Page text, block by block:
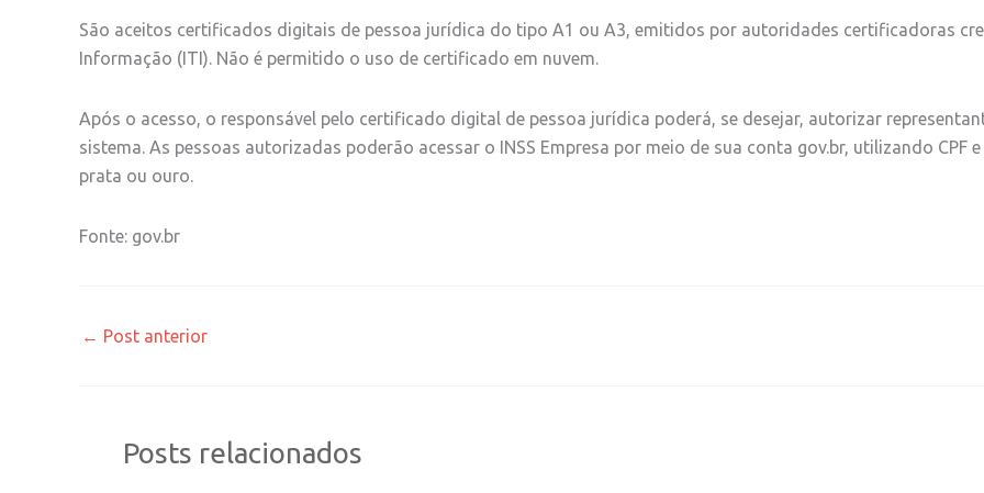
São aceitos certificados digitais de pessoa jurídica do tipo A1 ou A3, emitidos por autoridades certificadoras
Informação (ITI). Não é permitido o uso de certificado em nuvem.
Após o acesso, o responsável pelo certificado digital de pessoa jurídica poderá, se desejar, autorizar
sistema. As pessoas autorizadas poderão acessar o INSS Empresa por meio de sua conta gov.br, utilizando CPF
prata ou ouro.
Fonte: gov.br
← Post anterior
Posts relacionados